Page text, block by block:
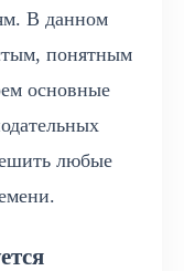
В данном
понятным
основные
любые